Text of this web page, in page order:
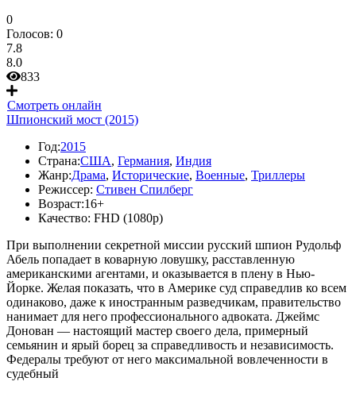
0
Голосов: 0
7.8
8.0
833
Смотреть онлайн
Шпионский мост (2015)
Год:2015
Страна:США, Германия, Индия
Жанр:Драма, Исторические, Военные, Триллеры
Режиссер: Стивен Спилберг
Возраст:16+
Качество: FHD (1080p)
При выполнении секретной миссии русский шпион Рудольф
Абель попадает в коварную ловушку, расставленную
американскими агентами, и оказывается в плену в Нью-
Йорке. Желая показать, что в Америке суд справедлив ко всем
одинаково, даже к иностранным разведчикам, правительство
нанимает для него профессионального адвоката. Джеймс
Донован — настоящий мастер своего дела, примерный
семьянин и ярый борец за справедливость и независимость.
Федералы требуют от него максимальной вовлеченности в
судебный